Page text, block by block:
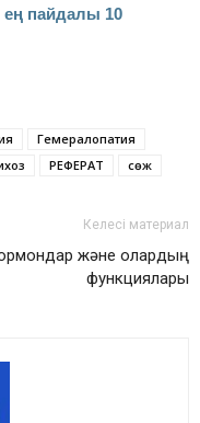
ең пайдалы 10
Гемералопатия
РЕФЕРАТ сөж
Келесі материал
және олардың
функциялары